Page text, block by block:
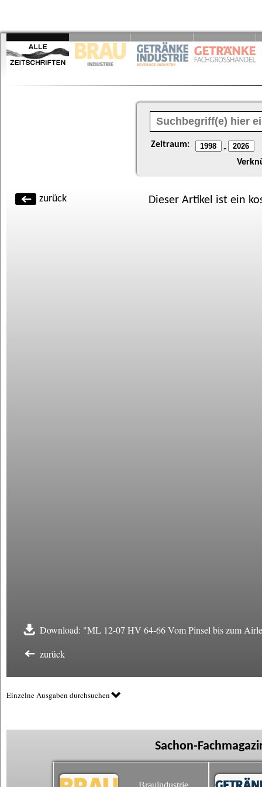
Zeitraum: -
zurück Dieser Artikel ist ein
Download: "ML 12-07 HV 64-66 Vom Pinsel bis zum
zurück
Einzelne Ausgaben durchsuchen
Sachon-
Brauindustrie